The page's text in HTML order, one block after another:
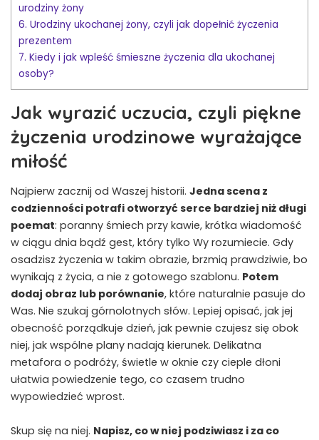
urodziny żony
6. Urodziny ukochanej żony, czyli jak dopełnić życzenia
prezentem
7. Kiedy i jak wpleść śmieszne życzenia dla ukochanej
osoby?
Jak wyrazić uczucia, czyli piękne
życzenia urodzinowe wyrażające
miłość
Najpierw zacznij od Waszej historii. Jedna scena z
codzienności potrafi otworzyć serce bardziej niż długi
poemat: poranny śmiech przy kawie, krótka wiadomość
w ciągu dnia bądź gest, który tylko Wy rozumiecie. Gdy
osadzisz życzenia w takim obrazie, brzmią prawdziwie, bo
wynikają z życia, a nie z gotowego szablonu. Potem
dodaj obraz lub porównanie, które naturalnie pasuje do
Was. Nie szukaj górnolotnych słów. Lepiej opisać, jak jej
obecność porządkuje dzień, jak pewnie czujesz się obok
niej, jak wspólne plany nadają kierunek. Delikatna
metafora o podróży, świetle w oknie czy cieple dłoni
ułatwia powiedzenie tego, co czasem trudno
wypowiedzieć wprost.
Skup się na niej. Napisz, co w niej podziwiasz i za co